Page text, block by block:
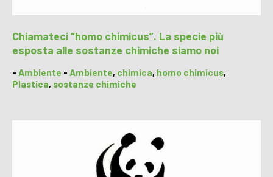
Chiamateci “homo chimicus”. La specie più
esposta alle sostanze chimiche siamo noi
- Ambiente - Ambiente, chimica, homo chimicus,
Plastica, sostanze chimiche